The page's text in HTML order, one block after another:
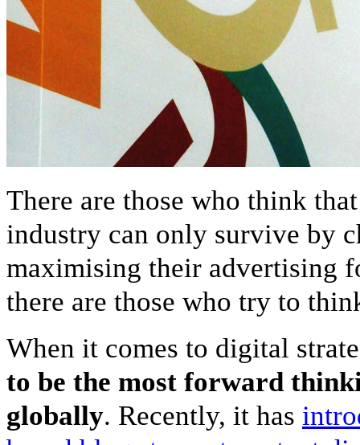
There are those who think
industry can only survive by
maximising their advertising
there are those who try to
When it comes to digital
to be the most forward
globally. Recently, it has